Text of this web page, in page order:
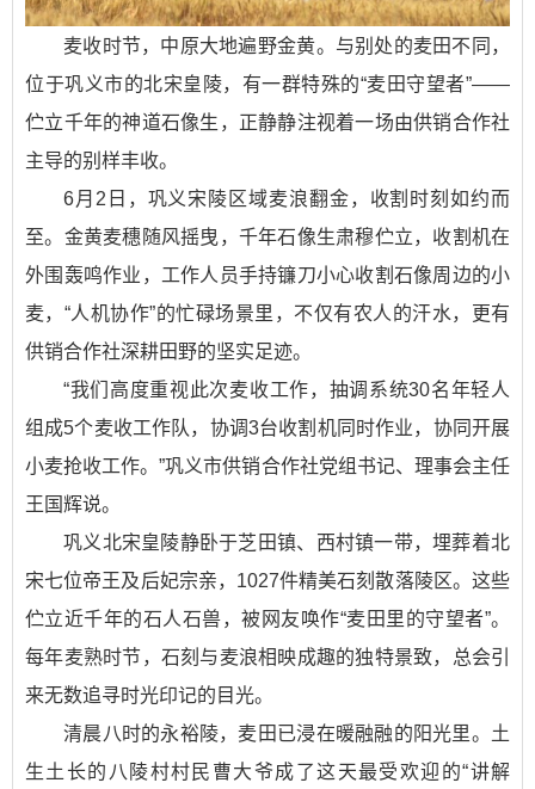
麦收时节，中原大地遍野金黄。与别处的麦田不同，
位于巩义市的北宋皇陵，有一群特殊的“麦田守望者”——
伫立千年的神道石像生，正静静注视着一场由供销合作社
主导的别样丰收。
6月2日，巩义宋陵区域麦浪翻金，收割时刻如约而
至。金黄麦穗随风摇曳，千年石像生肃穆伫立，收割机在
外围轰鸣作业，工作人员手持镰刀小心收割石像周边的小
麦，“人机协作”的忙碌场景里，不仅有农人的汗水，更有
供销合作社深耕田野的坚实足迹。
“我们高度重视此次麦收工作，抽调系统30名年轻人
组成5个麦收工作队，协调3台收割机同时作业，协同开展
小麦抢收工作。”巩义市供销合作社党组书记、理事会主任
王国辉说。
巩义北宋皇陵静卧于芝田镇、西村镇一带，埋葬着北
宋七位帝王及后妃宗亲，1027件精美石刻散落陵区。这些
伫立近千年的石人石兽，被网友唤作“麦田里的守望者”。
每年麦熟时节，石刻与麦浪相映成趣的独特景致，总会引
来无数追寻时光印记的目光。
清晨八时的永裕陵，麦田已浸在暖融融的阳光里。土
生土长的八陵村村民曹大爷成了这天最受欢迎的“讲解